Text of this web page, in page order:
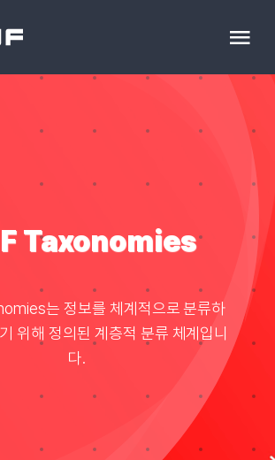
Taxonomies
는 정보를 체계적으로 분류하
위해 정의된 계층적 분류 체계입니
다.